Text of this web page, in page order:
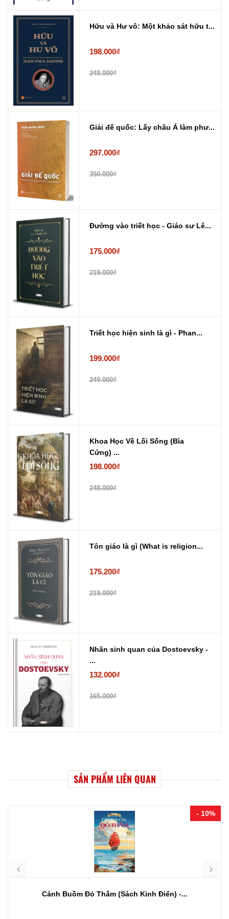
Hữu và Hư vô: Một khảo sát hữu t...
198.000₫
248.000₫
Giải đế quốc: Lấy châu Á làm phư...
297.000₫
350.000₫
Đường vào triết học - Giáo sư Lê...
175.000₫
219.000₫
Triết học hiện sinh là gì - Phan...
199.000₫
249.000₫
Khoa Học Về Lối Sống (Bìa
Cứng) ...
198.000₫
248.000₫
Tôn giáo là gì (What is religion...
175.200₫
219.000₫
Nhân sinh quan của Dostoevsky -
...
132.000₫
165.000₫
SẢN PHẨM LIÊN QUAN
- 10%
Cánh Buồm Đỏ Thắm (Sách Kinh Điển) -...